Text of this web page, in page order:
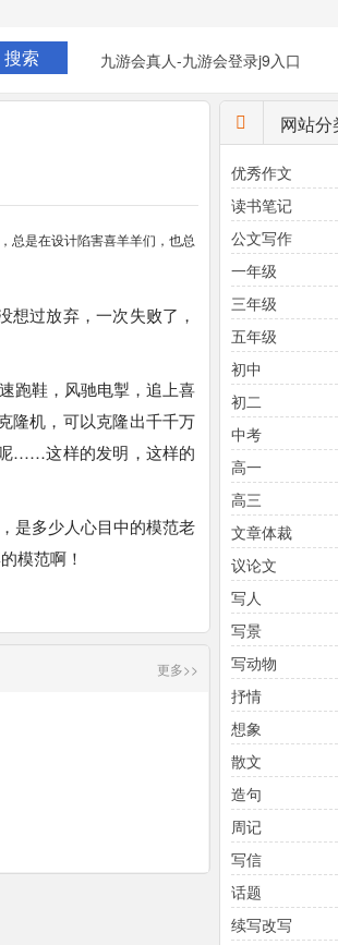
九游会真人-九游会登录j9入口
总是在设计陷害喜羊羊们，也总
过放弃，一次失败了，
跑鞋，风驰电掣，追上喜
隆机，可以克隆出千千万
……这样的发明，这样的
是多少人心目中的模范老
模范啊！
更多>>
网站分
优秀作文
读书笔记
公文写作
一年级
三年级
五年级
初中
初二
中考
高一
高三
文章体裁
议论文
写人
写景
写动物
抒情
想象
散文
造句
周记
写信
话题
续写改写